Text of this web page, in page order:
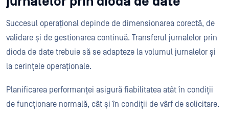
Succesul operațional depinde de dimensionarea corectă, de
validare și de gestionarea continuă. Transferul jurnalelor prin
dioda de date trebuie să se adapteze la volumul jurnalelor și
la cerințele operaționale.
Planificarea performanței asigură fiabilitatea atât în condiții
de funcționare normală, cât și în condiții de vârf de solicitare.